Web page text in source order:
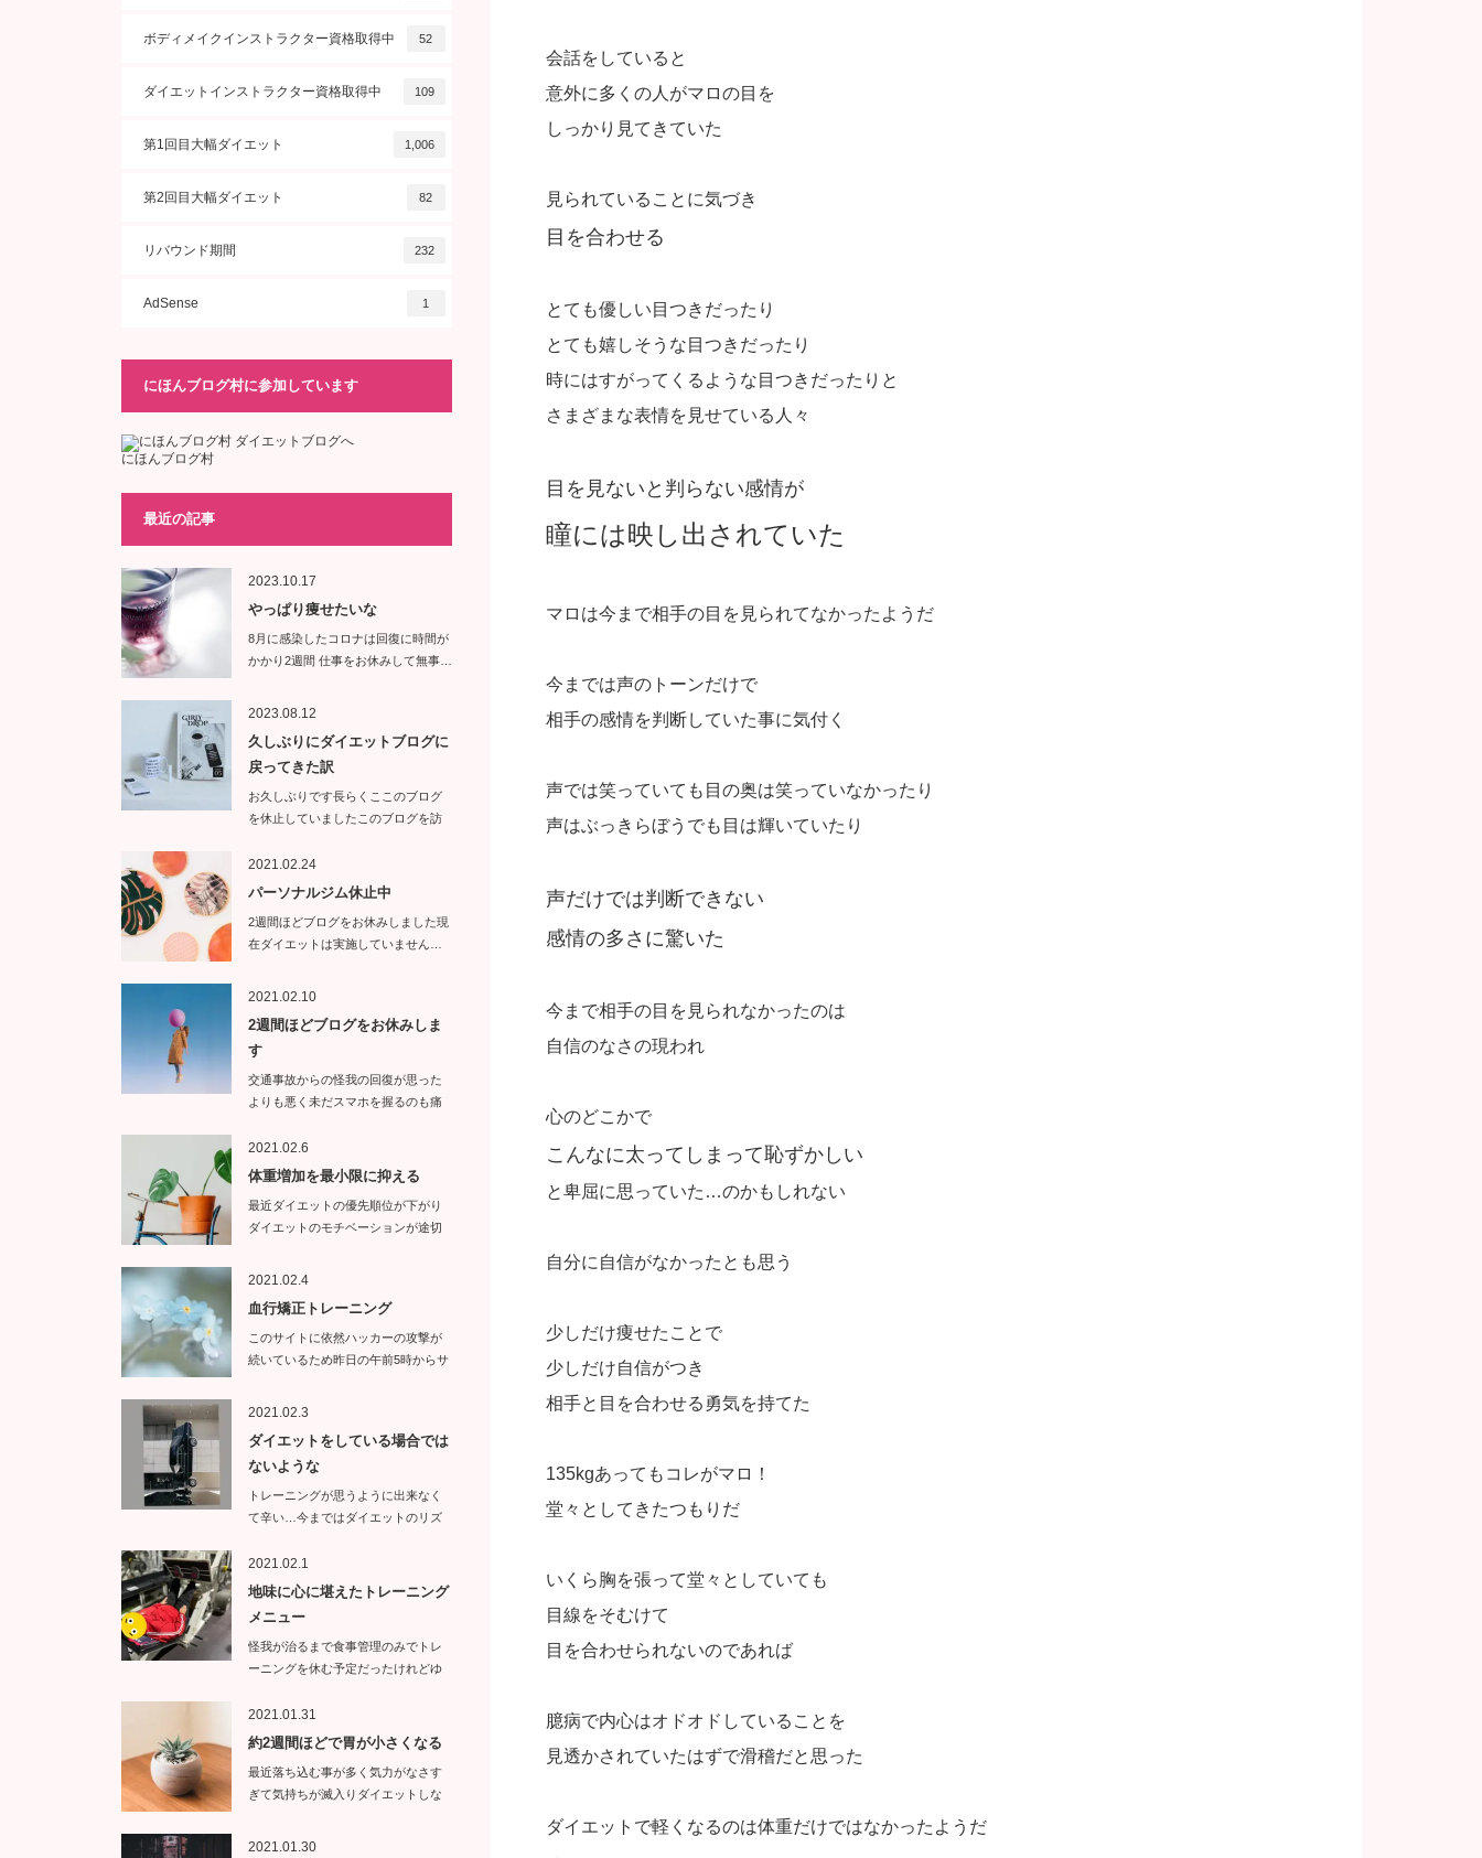
会話をしていると
意外に多くの人がマロの目を
しっかり見てきていた
見られていることに気づき
目を合わせる
とても優しい目つきだったり
とても嬉しそうな目つきだったり
時にはすがってくるような目つきだったりと
さまざまな表情を見せている人々
目を見ないと判らない感情が
瞳には映し出されていた
マロは今まで相手の目を見られてなかったようだ
今までは声のトーンだけで
相手の感情を判断していた事に気付く
声では笑っていても目の奥は笑っていなかったり
声はぶっきらぼうでも目は輝いていたり
声だけでは判断できない
感情の多さに驚いた
今まで相手の目を見られなかったのは
自信のなさの現われ
心のどこかで
こんなに太ってしまって恥ずかしい
と卑屈に思っていた…のかもしれない
自分に自信がなかったとも思う
少しだけ痩せたことで
少しだけ自信がつき
相手と目を合わせる勇気を持てた
135kgあってもコレがマロ！
堂々としてきたつもりだ
いくら胸を張って堂々としていても
目線をそむけて
目を合わせられないのであれば
臆病で内心はオドオドしていることを
見透かされていたはずで滑稽だと思った
ダイエットで軽くなるのは体重だけではなかったようだ
ボディメイクインストラクター資格取得中 52
ダイエットインストラクター資格取得中 109
第1回目大幅ダイエット 1,006
第2回目大幅ダイエット 82
リバウンド期間 232
AdSense 1
にほんブログ村に参加しています
にほんブログ村
最近の記事
2023.10.17
やっぱり痩せたいな
8月に感染したコロナは回復に時間が
かかり2週間 仕事をお休みして無事…
2023.08.12
久しぶりにダイエットブログに
戻ってきた訳
お久しぶりです長らくここのブログ
を休止していましたこのブログを訪
2021.02.24
パーソナルジム休止中
2週間ほどブログをお休みしました現
在ダイエットは実施していません…
2021.02.10
2週間ほどブログをお休みしま
す
交通事故からの怪我の回復が思った
よりも悪く未だスマホを握るのも痛
2021.02.6
体重増加を最小限に抑える
最近ダイエットの優先順位が下がり
ダイエットのモチベーションが途切
2021.02.4
血行矯正トレーニング
このサイトに依然ハッカーの攻撃が
続いているため昨日の午前5時からサ
2021.02.3
ダイエットをしている場合では
ないような
トレーニングが思うように出来なく
て辛い…今まではダイエットのリズ
2021.02.1
地味に心に堪えたトレーニング
メニュー
怪我が治るまで食事管理のみでトレ
ーニングを休む予定だったけれどゆ
2021.01.31
約2週間ほどで胃が小さくなる
最近落ち込む事が多く気力がなさす
ぎて気持ちが滅入りダイエットしな
2021.01.30